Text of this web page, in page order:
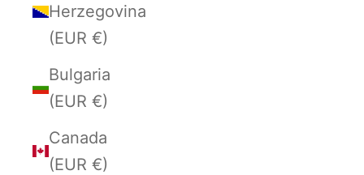
Herzegovina
(EUR €)
Bulgaria
(EUR €)
Canada
(EUR €)